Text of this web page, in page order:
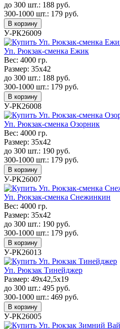
до 300 шт.: 188 руб.
300-1000 шт.: 179 руб.
В корзину
У-РК26009
Уп. Рюкзак-сменка Ежик
Вес: 4000 гр.
Размер: 35х42
до 300 шт.: 188 руб.
300-1000 шт.: 179 руб.
В корзину
У-РК26008
Уп. Рюкзак-сменка Озорник
Вес: 4000 гр.
Размер: 35х42
до 300 шт.: 190 руб.
300-1000 шт.: 179 руб.
В корзину
У-РК26007
Уп. Рюкзак-сменка Снежинкин
Вес: 4000 гр.
Размер: 35х42
до 300 шт.: 190 руб.
300-1000 шт.: 179 руб.
В корзину
У-РК26013
Уп. Рюкзак Тинейджер
Размер: 49х42,5х19
до 300 шт.: 495 руб.
300-1000 шт.: 469 руб.
В корзину
У-РК26005